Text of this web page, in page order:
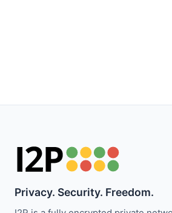
Privacy. Security. Freedom.